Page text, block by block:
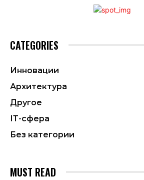
CATEGORIES
Инновации
Архитектура
Другое
ІТ-сфера
Без категории
MUST READ